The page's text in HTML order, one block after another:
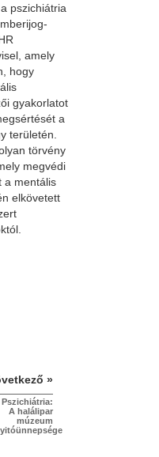
pszichiátria
amely
hogy
gyakorlatot
a
területén.
törvény
megvédi
a mentális
elkövetett
»
Pszichiátria:
A halálipar
múzeum